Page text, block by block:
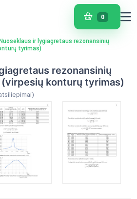
0
Nuoseklaus ir lygiagretaus rezonansinių
tyrimas)
rezonansinių
konturų tyrimas)